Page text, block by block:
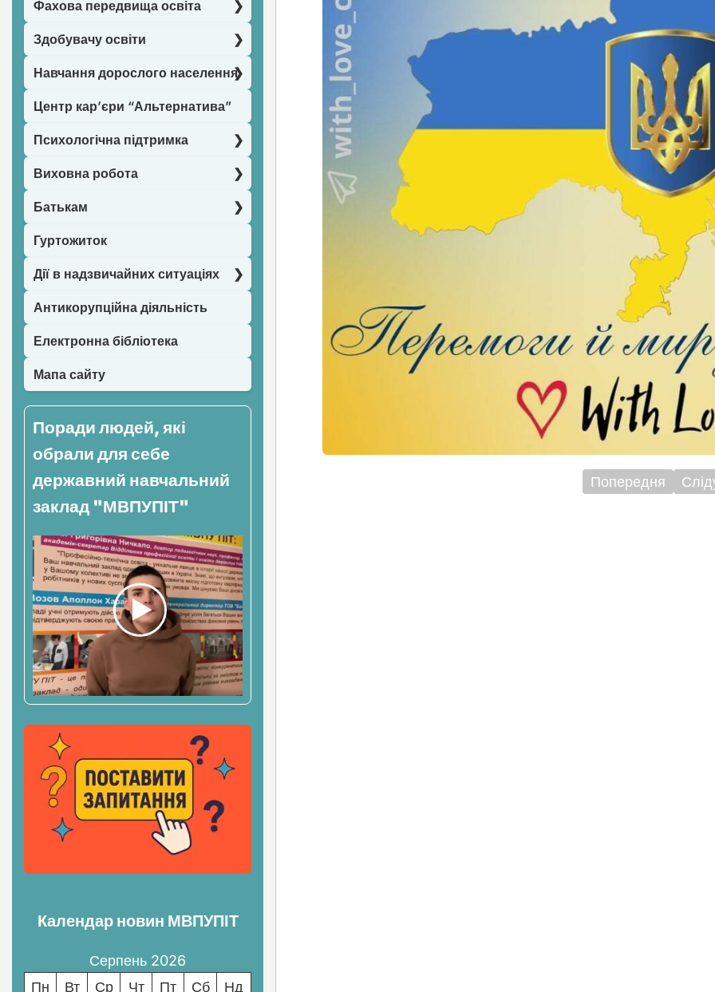
Фахова передвища освіта
Здобувачу освіти
Навчання дорослого населення
Центр кар’єри “Альтернатива”
Психологічна підтримка
Виховна робота
Батькам
Гуртожиток
Дії в надзвичайних ситуаціях
Антикорупційна діяльність
Електронна бібліотека
Мапа сайту
Поради людей, які
обрали для себе
державний навчальний
заклад "МВПУПІТ"
Календар новин МВПУПІТ
Серпень 2026
Пн
Вт Ср Чт Пт Сб
Нд
Попередня